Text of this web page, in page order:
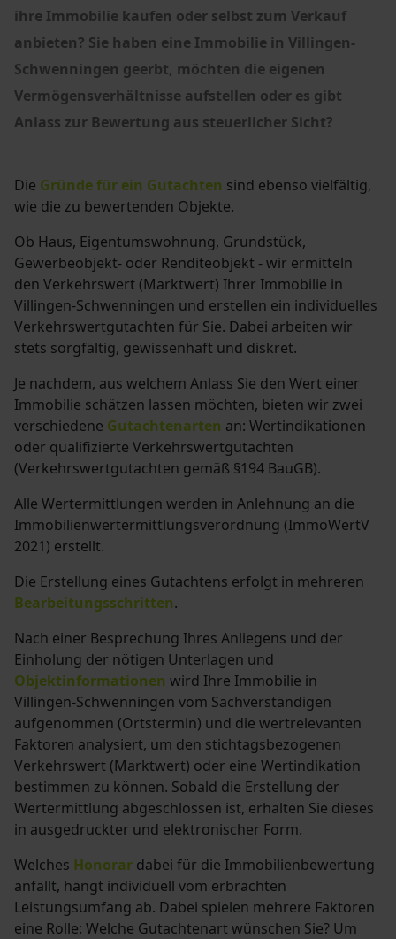
ihre Immobilie kaufen oder selbst zum Verkauf
anbieten? Sie haben eine Immobilie in Villingen-
Schwenningen geerbt, möchten die eigenen
Vermögensverhältnisse aufstellen oder es gibt
Anlass zur Bewertung aus steuerlicher Sicht?
Die Gründe für ein Gutachten sind ebenso vielfältig,
wie die zu bewertenden Objekte.
Ob Haus, Eigentumswohnung, Grundstück,
Gewerbeobjekt- oder Renditeobjekt - wir ermitteln
den Verkehrswert (Marktwert) Ihrer Immobilie in
Villingen-Schwenningen und erstellen ein individuelles
Verkehrswertgutachten für Sie. Dabei arbeiten wir
stets sorgfältig, gewissenhaft und diskret.
Je nachdem, aus welchem Anlass Sie den Wert einer
Immobilie schätzen lassen möchten, bieten wir zwei
verschiedene Gutachtenarten an: Wertindikationen
oder qualifizierte Verkehrswertgutachten
(Verkehrswertgutachten gemäß §194 BauGB).
Alle Wertermittlungen werden in Anlehnung an die
Immobilienwertermittlungsverordnung (ImmoWertV
2021) erstellt.
Die Erstellung eines Gutachtens erfolgt in mehreren
Bearbeitungsschritten.
Nach einer Besprechung Ihres Anliegens und der
Einholung der nötigen Unterlagen und
Objektinformationen wird Ihre Immobilie in
Villingen-Schwenningen vom Sachverständigen
aufgenommen (Ortstermin) und die wertrelevanten
Faktoren analysiert, um den stichtagsbezogenen
Verkehrswert (Marktwert) oder eine Wertindikation
bestimmen zu können. Sobald die Erstellung der
Wertermittlung abgeschlossen ist, erhalten Sie dieses
in ausgedruckter und elektronischer Form.
Welches Honorar dabei für die Immobilienbewertung
anfällt, hängt individuell vom erbrachten
Leistungsumfang ab. Dabei spielen mehrere Faktoren
eine Rolle: Welche Gutachtenart wünschen Sie? Um